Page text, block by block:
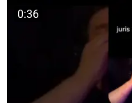
0:36